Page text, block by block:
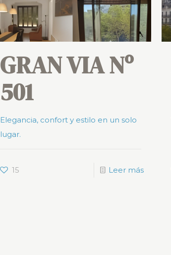
GRAN VIA Nº
501
Elegancia, confort y estilo en un solo
lugar.
15 Leer más